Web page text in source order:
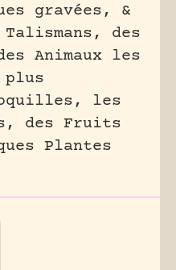
gravées, &
des
Animaux les
les
des Fruits
Plantes